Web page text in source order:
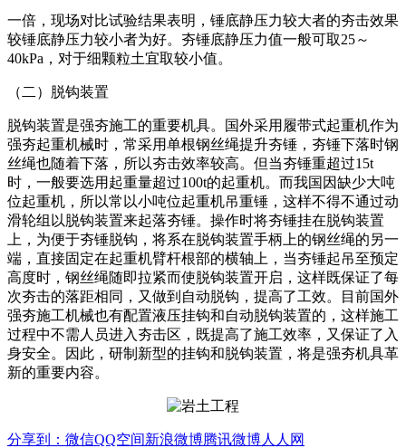
一倍，现场对比试验结果表明，锤底静压力较大者的夯击效果
较锤底静压力较小者为好。夯锤底静压力值一般可取25～
40kPa，对于细颗粒土宜取较小值。
（二）脱钩装置
脱钩装置是强夯施工的重要机具。国外采用履带式起重机作为
强夯起重机械时，常采用单根钢丝绳提升夯锤，夯锤下落时钢
丝绳也随着下落，所以夯击效率较高。但当夯锤重超过15t
时，一般要选用起重量超过100t的起重机。而我国因缺少大吨
位起重机，所以常以小吨位起重机吊重锤，这样不得不通过动
滑轮组以脱钩装置来起落夯锤。操作时将夯锤挂在脱钩装置
上，为便于夯锤脱钩，将系在脱钩装置手柄上的钢丝绳的另一
端，直接固定在起重机臂杆根部的横轴上，当夯锤起吊至预定
高度时，钢丝绳随即拉紧而使脱钩装置开启，这样既保证了每
次夯击的落距相同，又做到自动脱钩，提高了工效。目前国外
强夯施工机械也有配置液压挂钩和自动脱钩装置的，这样施工
过程中不需人员进入夯击区，既提高了施工效率，又保证了入
身安全。因此，研制新型的挂钩和脱钩装置，将是强夯机具革
新的重要内容。
分享到： 微信QQ空间新浪微博腾讯微博人人网